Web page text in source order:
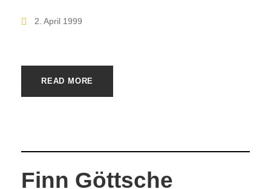
2. April 1999
READ MORE
Finn Göttsche